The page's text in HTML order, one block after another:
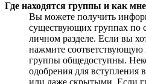
Где находятся группы и как
Вы можете получить
существующих группах по
личном разделе. Если вы
нажмите соответствующую
группы общедоступны.
одобрения для вступления